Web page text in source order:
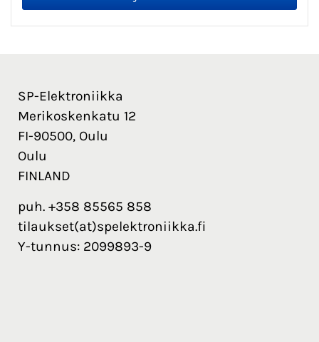
SP-Elektroniikka
Merikoskenkatu 12
FI-90500, Oulu
Oulu
FINLAND
puh. +358 85565 858
tilaukset(at)spelektroniikka.fi
Y-tunnus: 2099893-9